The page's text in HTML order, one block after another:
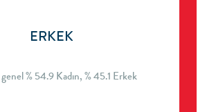
ERKEK
genel % 54.9 Kadın, % 45.1 Erkek